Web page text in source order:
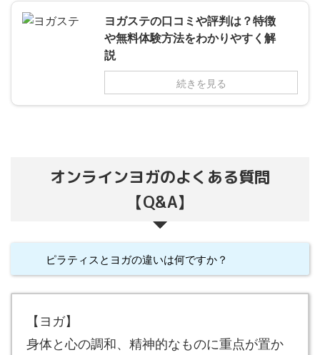
ヨガステの口コミや評判は？特徴
や無料体験方法をわかりやすく解
説
続きを見る
オンラインヨガのよくある質問
【Q&A】
ピラティスとヨガの違いは何ですか？
【ヨガ】
身体と心の調和、精神的なものに重点が置か